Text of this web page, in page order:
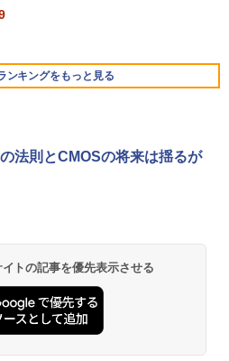
）
中古 Cランク 訳あり Win11 Pro i
8GBメモリ 256GB 高速 PCIe SS
インチ フルHD 指紋 顔認証 軽いパ
SF(8YM57AV-CMFZ:Win10x
古 Core i7-2.9GHz(10700)/メモリ
頃購入
ルモニター HAILESI S123E 12.3
タッチパネル タッチペン対応 モ
ディスプレイ 1920x1280 フルHD
応 OTG対応 ポータブルモニター
PC Mac iPhone
シャオミ REDMI Buds 8 Lite ワイヤ
ンキングをもっと見る
とりごと 17巻 (デジタル版ビッグガ
ミックス)
酒屋「のぶ」(22) (角川コミックス・
の法則とCMOSの将来は揺るが
トの記事を優先表示させる